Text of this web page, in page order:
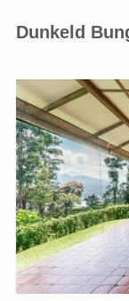
Dunkeld